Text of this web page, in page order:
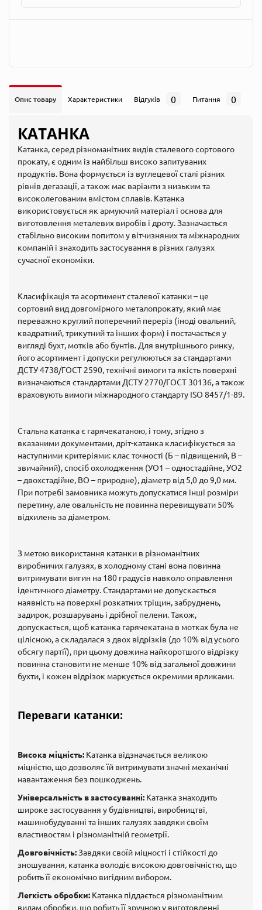
Опис товару Характеристики Відгуків 0 Питання 0
КАТАНКА
Катанка, серед різноманітних видів сталевого сортового
прокату, є одним із найбільш високо запитуваних
продуктів. Вона формується із вуглецевої сталі різних
рівнів дегазації, а також має варіанти з низьким та
високолегованим вмістом сплавів. Катанка
використовується як армуючий матеріал і основа для
виготовлення металевих виробів і дроту. Зазначається
стабільно високим попитом у вітчизняних та міжнародних
компаній і знаходить застосування в різних галузях
сучасної економіки.
Класифікація та асортимент сталевої катанки – це
сортовий вид довгомірного металопрокату, який має
переважно круглий поперечний переріз (іноді овальний,
квадратний, трикутний та інших форм) і постачається у
вигляді бухт, мотків або бунтів. Для внутрішнього ринку,
його асортимент і допуски регулюються за стандартами
ДСТУ 4738/ГОСТ 2590, технічні вимоги та якість поверхні
визначаються стандартами ДСТУ 2770/ГОСТ 30136, а також
враховують вимоги міжнародного стандарту ISO 8457/1-89.
Стальна катанка є гарячекатаною, і тому, згідно з
вказаними документами, дріт-катанка класифікується за
наступними критеріями: клас точності (Б – підвищений, В –
звичайний), спосіб охолодження (УО1 – одностадійне, УО2
– двохстадійне, ВО – природне), діаметр від 5,0 до 9,0 мм.
При потребі замовника можуть допускатися інші розміри
перетину, але овальність не повинна перевищувати 50%
відхилень за діаметром.
З метою використання катанки в різноманітних
виробничих галузях, в холодному стані вона повинна
витримувати вигин на 180 градусів навколо оправлення
ідентичного діаметру. Стандартами не допускається
наявність на поверхні розкатних тріщин, забруднень,
задирок, розшарувань і дрібної пелени. Також,
допускається, щоб катанка гарячекатана в мотках була не
цілісною, а складалася з двох відрізків (до 10% від усього
обсягу партії), при цьому довжина найкоротшого відрізку
повинна становити не менше 10% від загальної довжини
бухти, і кожен відрізок маркується окремими ярликами.
Переваги катанки:
Висока міцність: Катанка відзначається великою
міцністю, що дозволяє їй витримувати значні механічні
навантаження без пошкоджень.
Універсальність в застосуванні: Катанка знаходить
широке застосування у будівництві, виробництві,
машинобудуванні та інших галузях завдяки своїм
властивостям і різноманітній геометрії.
Довговічність:Завдяки своїй міцності і стійкості до
зношування, катанка володіє високою довговічністю, що
робить її економічно вигідним вибором.
Легкість обробки: Катанка піддається різноманітним
видам обробки, що робить її зручною у виготовленні